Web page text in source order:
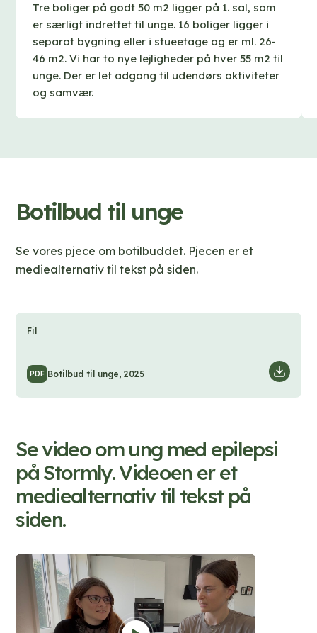
Tre boliger på godt 50 m2 ligger på 1. sal, som
er særligt indrettet til unge. 16 boliger ligger i
separat bygning eller i stueetage og er ml. 26-
46 m2. Vi har to nye lejligheder på hver 55 m2 til
unge. Der er let adgang til udendørs aktiviteter
og samvær.
Botilbud til unge
Se vores pjece om botilbuddet. Pjecen er et
mediealternativ til tekst på siden.
Fil
PDF Botilbud til unge, 2025
D
Se video om ung med epilepsi
på Stormly. Videoen er et
mediealternativ til tekst på
siden.